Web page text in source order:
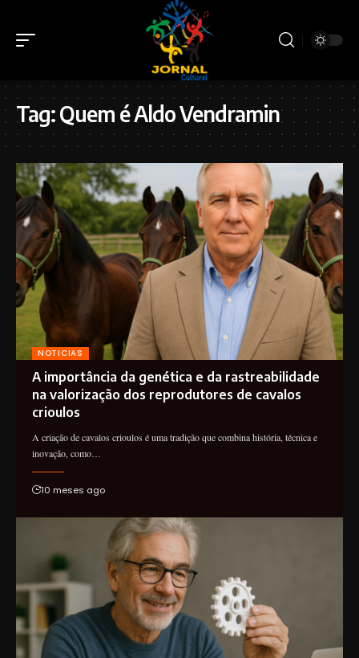
Tag:Quem é Aldo Vendramin
NOTICIAS
A importância da genética e da rastreabilidade
na valorização dos reprodutores de cavalos
crioulos
A criação de cavalos crioulos é uma tradição que combina história, técnica e
inovação, como…
10 meses ago